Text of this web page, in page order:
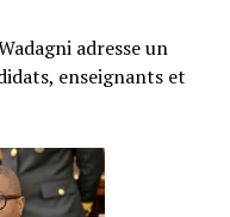
adresse un
enseignants et